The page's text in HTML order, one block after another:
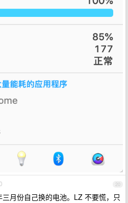
20
月份自己换的电池。LZ 不要慌，只